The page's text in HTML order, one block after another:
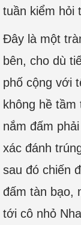
tuần kiểm hỏi
Đây là một
bên, cho dù
phố cộng với
không hề
nắm đấm
xác đánh
sau đó chiến
đấm tàn bạo,
tới cô nhỏ